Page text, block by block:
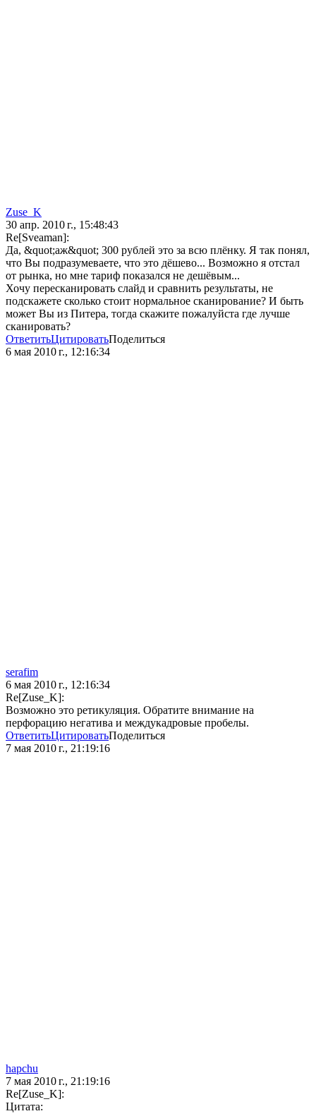
Zuse_K
30 апр. 2010 г., 15:48:43
Re[Sveaman]:
Да, &quot;аж&quot; 300 рублей это за всю плёнку. Я так понял,
что Вы подразумеваете, что это дёшево... Возможно я отстал
от рынка, но мне тариф показался не дешёвым...
Хочу пересканировать слайд и сравнить результаты, не
подскажете сколько стоит нормальное сканирование? И быть
может Вы из Питера, тогда скажите пожалуйста где лучше
сканировать?
ОтветитьЦитироватьПоделиться
6 мая 2010 г., 12:16:34
serafim
6 мая 2010 г., 12:16:34
Re[Zuse_K]:
Возможно это ретикуляция. Обратите внимание на
перфорацию негатива и междукадровые пробелы.
ОтветитьЦитироватьПоделиться
7 мая 2010 г., 21:19:16
hapchu
7 мая 2010 г., 21:19:16
Re[Zuse_K]:
Цитата: